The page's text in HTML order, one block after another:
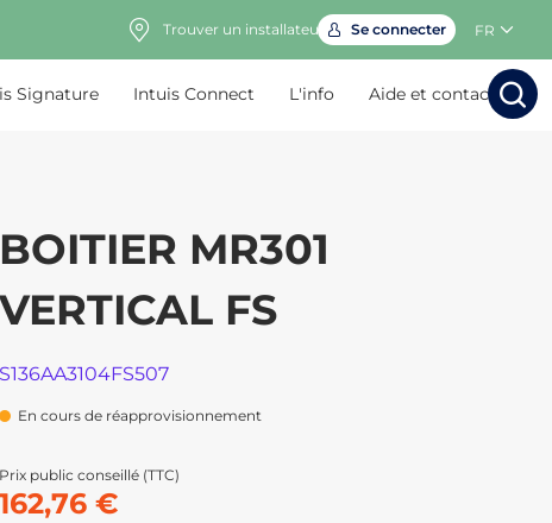
Trouver un installateur Se connecter FR
Signature Intuis Connect L'info Aide et contact
RechercherRechercher
BOITIER MR301
VERTICAL FS
S136AA3104FS507
En cours de réapprovisionnement
Prix public conseillé (TTC)
162,76 €